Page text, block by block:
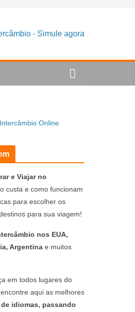
e Viajar no
custa e como funcionam
para escolher os
para sua viagem!
nos EUA,
Argentina e muitos
em todos lugares do
aqui as melhores
idiomas, passando